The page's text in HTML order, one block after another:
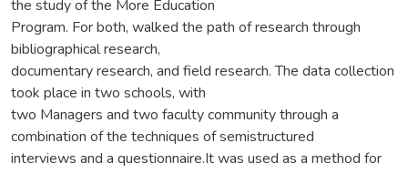
the study of the More Education
Program. For both, walked the path of research through
bibliographical research,
documentary research, and field research. The data collection
took place in two schools, with
two Managers and two faculty community through a
combination of the techniques of semistructured
interviews and a questionnaire.It was used as a method for